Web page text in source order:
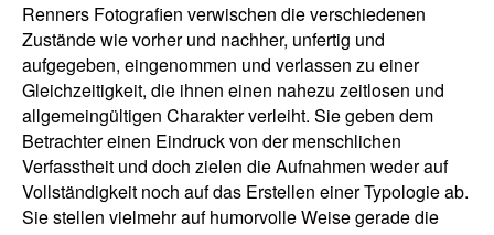
Renners Fotografien verwischen die verschiedenen
Zustände wie vorher und nachher, unfertig und
aufgegeben, eingenommen und verlassen zu einer
Gleichzeitigkeit, die ihnen einen nahezu zeitlosen und
allgemeingültigen Charakter verleiht. Sie geben dem
Betrachter einen Eindruck von der menschlichen
Verfasstheit und doch zielen die Aufnahmen weder auf
Vollständigkeit noch auf das Erstellen einer Typologie ab.
Sie stellen vielmehr auf humorvolle Weise gerade die